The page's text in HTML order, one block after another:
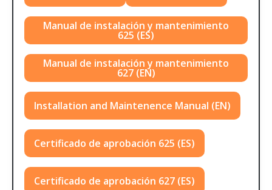
Manual de instalación y mantenimiento
625 (ES)
Manual de instalación y mantenimiento
627 (EN)
Installation and Maintenence Manual (EN)
Certificado de aprobación 625 (ES)
Certificado de aprobación 627 (ES)